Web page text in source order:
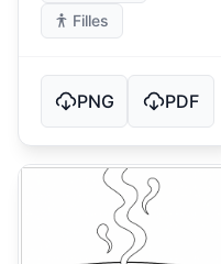
Filles
PNG PDF